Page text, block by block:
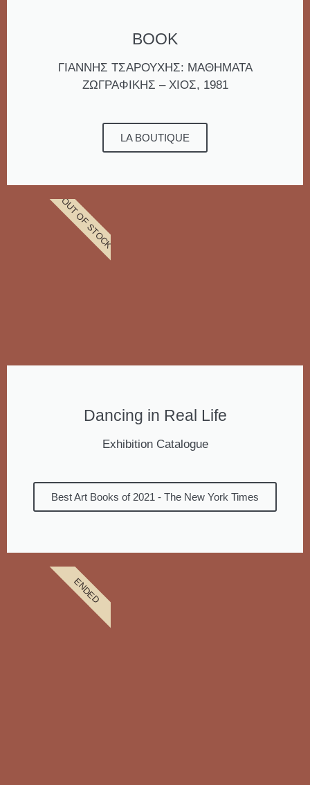
BOOK
ΓΙΑΝΝΗΣ ΤΣΑΡΟΥΧΗΣ: ΜΑΘΗΜΑΤΑ
ΖΩΓΡΑΦΙΚΗΣ – ΧΙΟΣ, 1981
LA BOUTIQUE
Dancing in Real Life
Exhibition Catalogue
Best Art Books of 2021 - The New York Times
OUT OF STOCK
ENDED